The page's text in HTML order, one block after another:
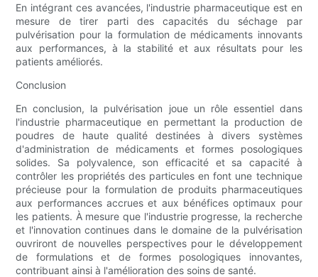
En intégrant ces avancées, l'industrie pharmaceutique est en
mesure de tirer parti des capacités du séchage par
pulvérisation pour la formulation de médicaments innovants
aux performances, à la stabilité et aux résultats pour les
patients améliorés.
Conclusion
En conclusion, la pulvérisation joue un rôle essentiel dans
l'industrie pharmaceutique en permettant la production de
poudres de haute qualité destinées à divers systèmes
d'administration de médicaments et formes posologiques
solides. Sa polyvalence, son efficacité et sa capacité à
contrôler les propriétés des particules en font une technique
précieuse pour la formulation de produits pharmaceutiques
aux performances accrues et aux bénéfices optimaux pour
les patients. À mesure que l'industrie progresse, la recherche
et l'innovation continues dans le domaine de la pulvérisation
ouvriront de nouvelles perspectives pour le développement
de formulations et de formes posologiques innovantes,
contribuant ainsi à l'amélioration des soins de santé.